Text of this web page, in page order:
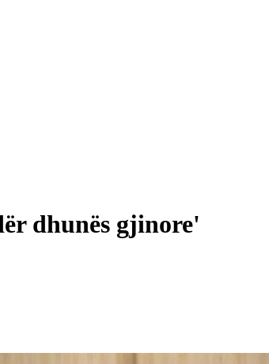
dhunës gjinore'